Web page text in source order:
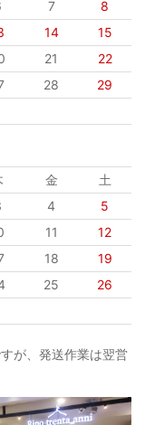
7
8
14
15
21
22
28
29
金
土
4
5
11
12
18
19
25
26
が、発送作業は翌営